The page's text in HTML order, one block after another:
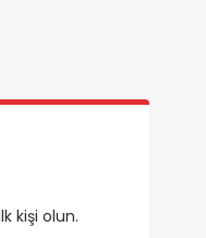
kişi olun.